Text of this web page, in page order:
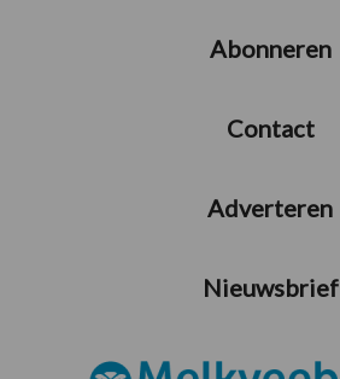
Abonneren
Contact
Adverteren
Nieuwsbrief